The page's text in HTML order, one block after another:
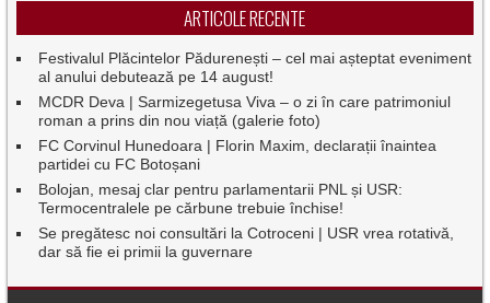
ARTICOLE RECENTE
Festivalul Plăcintelor Pădurenești – cel mai așteptat eveniment
al anului debutează pe 14 august!
MCDR Deva | Sarmizegetusa Viva – o zi în care patrimoniul
roman a prins din nou viață (galerie foto)
FC Corvinul Hunedoara | Florin Maxim, declarații înaintea
partidei cu FC Botoșani
Bolojan, mesaj clar pentru parlamentarii PNL și USR:
Termocentralele pe cărbune trebuie închise!
Se pregătesc noi consultări la Cotroceni | USR vrea rotativă,
dar să fie ei primii la guvernare